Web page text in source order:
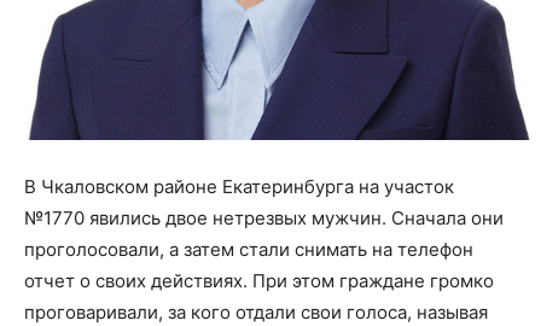
В Чкаловском районе Екатеринбурга на участок
№1770 явились двое нетрезвых мужчин. Сначала они
проголосовали, а затем стали снимать на телефон
отчет о своих действиях. При этом граждане громко
проговаривали, за кого отдали свои голоса, называя